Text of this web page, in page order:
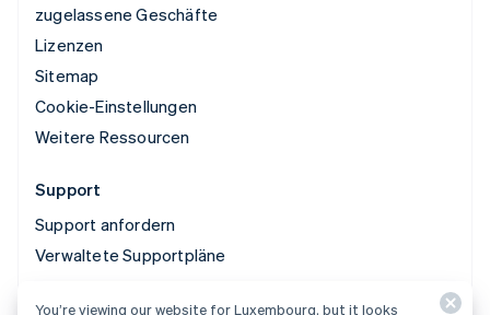
zugelassene Geschäfte
Lizenzen
Sitemap
Cookie-Einstellungen
Weitere Ressourcen
Support
Support anfordern
Verwaltete Supportpläne
You’re viewing our website for Luxembourg, but it looks